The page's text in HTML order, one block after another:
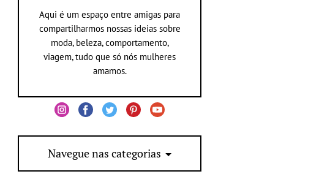
Aqui é um espaço entre amigas para
compartilharmos nossas ideias sobre
moda, beleza, comportamento,
viagem, tudo que só nós mulheres
amamos.
Navegue nas categorias